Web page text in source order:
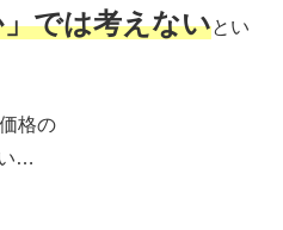
では考えないとい
格の
…